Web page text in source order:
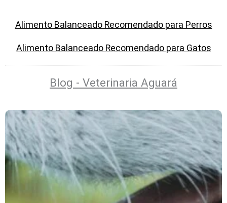
Alimento Balanceado Recomendado para Perros
Alimento Balanceado Recomendado para Gatos
Blog - Veterinaria Aguará